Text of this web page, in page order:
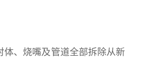
、烧嘴及管道全部拆除从新